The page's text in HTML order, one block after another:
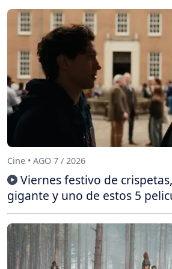
Cine • AGO 7 / 2026
Viernes festivo de
gigante y uno de estos 5